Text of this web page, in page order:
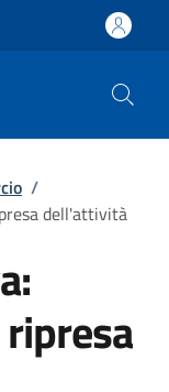
/
dell'attività